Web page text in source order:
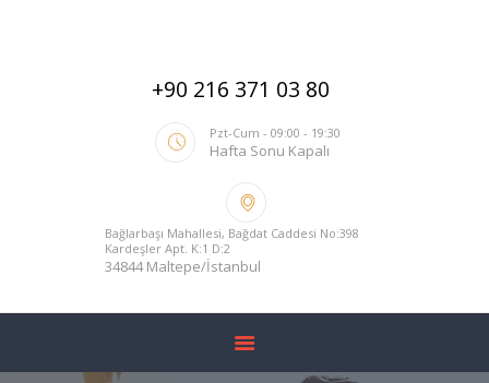
+90 216 371 03 80
Pzt-Cum - 09:00 - 19:30
Hafta Sonu Kapalı
Bağlarbaşı Mahallesi, Bağdat Caddesi No:398
Kardeşler Apt. K:1 D:2
34844 Maltepe/İstanbul
ANA SAYFA
HAKKIMIZDA
HIZMETLERIMIZ
BLOG
YARGITAY İÇTIHADI
İLETIŞIM